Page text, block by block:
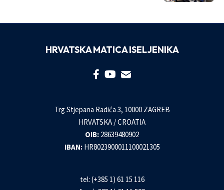
HRVATSKA MATICA ISELJENIKA
Trg Stjepana Radića 3, 10000 ZAGREB
HRVATSKA / CROATIA
OIB: 28639480902
IBAN: HR8023900011100021305
tel: (+385 1) 61 15 116